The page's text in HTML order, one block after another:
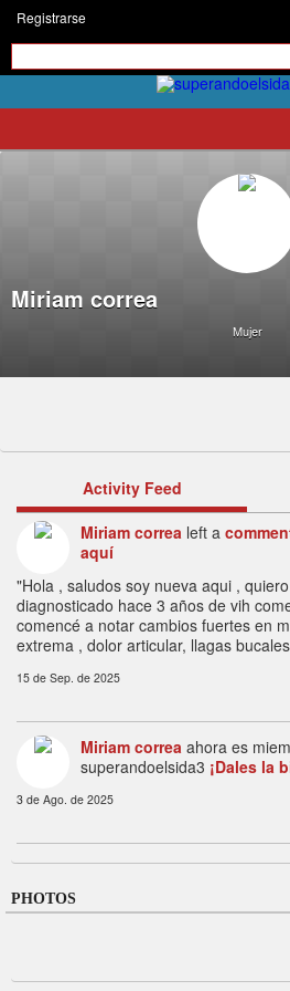
Registrarse
Miriam correa
Mujer
Activity Feed
Miriam correa left a
aquí
"Hola , saludos soy nueva aqui ,
diagnosticado hace 3 años de vih
comencé a notar cambios fuertes en
extrema , dolor articular, llagas
15 de Sep. de 2025
Miriam correa ahora es
superandoelsida3 ¡Dales la
3 de Ago. de 2025
PHOTOS